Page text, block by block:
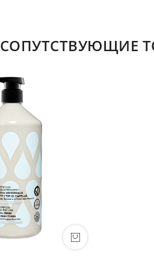
СОПУТСТВУЮЩИЕ